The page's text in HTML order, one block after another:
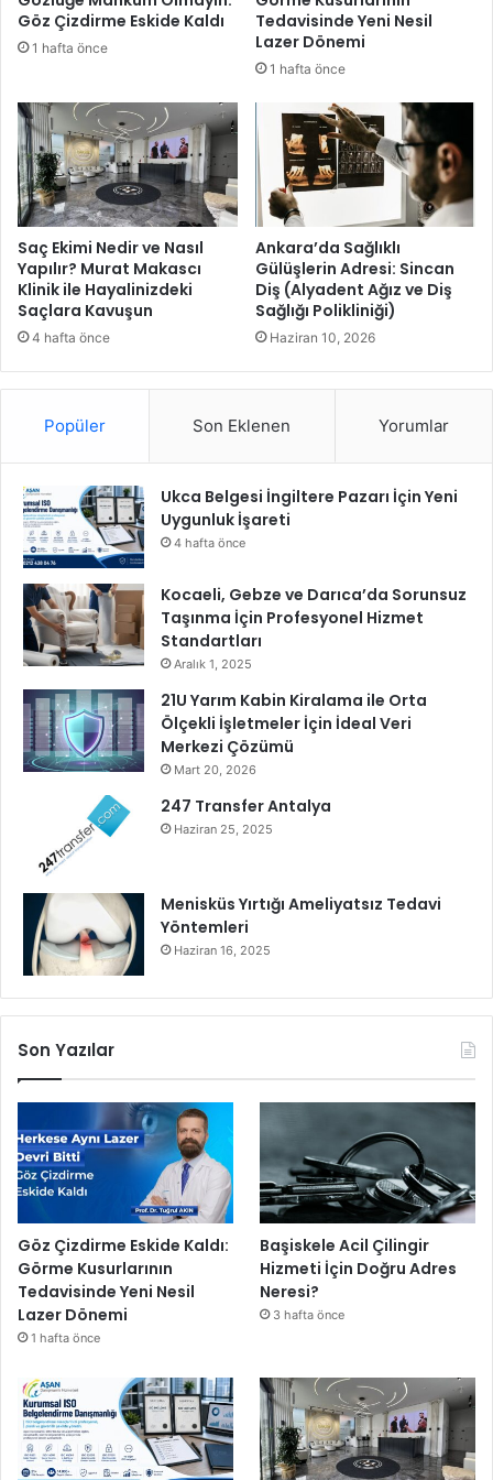
e
r
a
d
ğ
ı
p
r
o
j
e
T
Ü
e
s
e
ğ
a
u
l
r
a
b
o
y
a
m
a
d
e
s
Göz Çizdirme Eskide Kaldı
1 hafta önce
Tedavisinde Yeni Nesil
Lazer Dönemi
1 hafta önce
Saç Ekimi Nedir ve Nasıl
Yapılır? Murat Makascı
Klinik ile Hayalinizdeki
Saçlara Kavuşun
4 hafta önce
Ankara’da Sağlıklı
Gülüşlerin Adresi: Sincan
Diş (Alyadent Ağız ve Diş
Sağlığı Polikliniği)
Haziran 10, 2026
Popüler Son Eklenen Yorumlar
Ukca Belgesi İngiltere Pazarı İçin Yeni
Uygunluk İşareti
4 hafta önce
Kocaeli, Gebze ve Darıca’da Sorunsuz
Taşınma İçin Profesyonel Hizmet
Standartları
Aralık 1, 2025
21U Yarım Kabin Kiralama ile Orta
Ölçekli İşletmeler İçin İdeal Veri
Merkezi Çözümü
Mart 20, 2026
247 Transfer Antalya
Haziran 25, 2025
Menisküs Yırtığı Ameliyatsız Tedavi
Yöntemleri
Haziran 16, 2025
Son Yazılar
Göz Çizdirme Eskide Kaldı:
Görme Kusurlarının
Tedavisinde Yeni Nesil
Lazer Dönemi
1 hafta önce
Başiskele Acil Çilingir
Hizmeti İçin Doğru Adres
Neresi?
3 hafta önce